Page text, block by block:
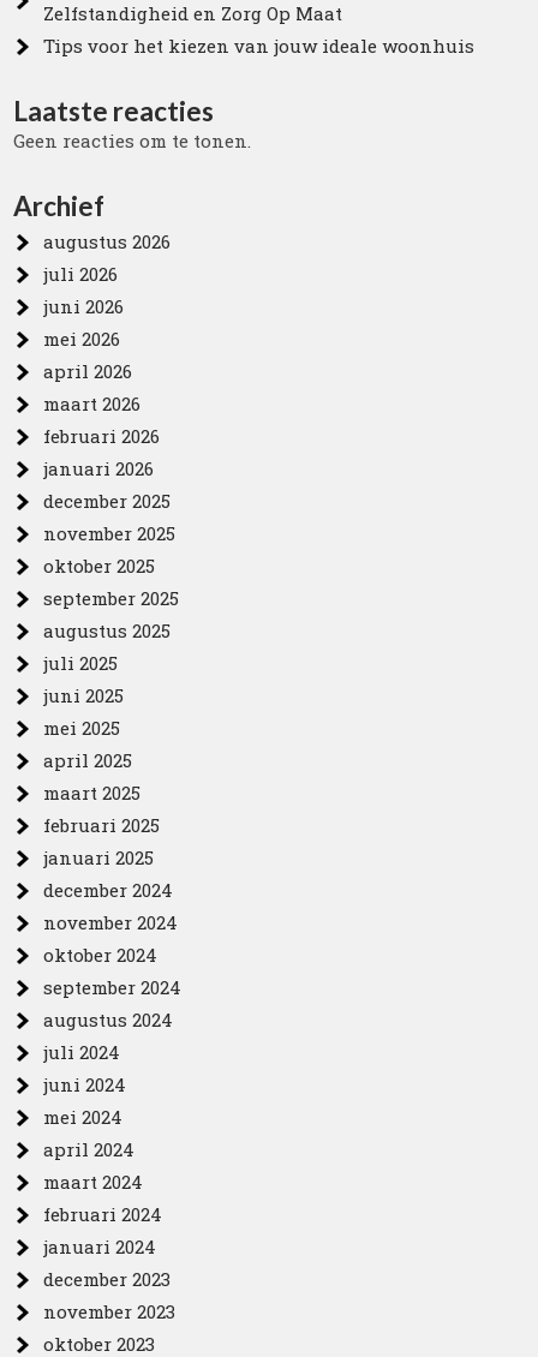
Zelfstandigheid en Zorg Op Maat
Tips voor het kiezen van jouw ideale woonhuis
Laatste reacties
Geen reacties om te tonen.
Archief
augustus 2026
juli 2026
juni 2026
mei 2026
april 2026
maart 2026
februari 2026
januari 2026
december 2025
november 2025
oktober 2025
september 2025
augustus 2025
juli 2025
juni 2025
mei 2025
april 2025
maart 2025
februari 2025
januari 2025
december 2024
november 2024
oktober 2024
september 2024
augustus 2024
juli 2024
juni 2024
mei 2024
april 2024
maart 2024
februari 2024
januari 2024
december 2023
november 2023
oktober 2023